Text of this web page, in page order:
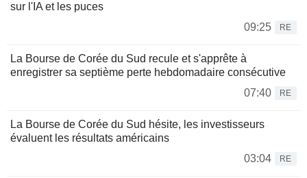
sur l'IA et les puces
09:25
RE
La Bourse de Corée du Sud recule et s'apprête à
enregistrer sa septième perte hebdomadaire consécutive
07:40
RE
La Bourse de Corée du Sud hésite, les investisseurs
évaluent les résultats américains
03:04
RE